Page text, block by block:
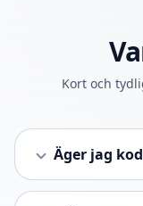
Kort och
Äger jag